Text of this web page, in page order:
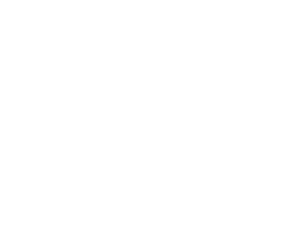
Sicherungs- oder
wie unten zulässig), Ändern
Werken basierend auf
Unterlizenzieren, Leasen,
der Software an Dritte;
Dekompilieren oder
um den Quellcode